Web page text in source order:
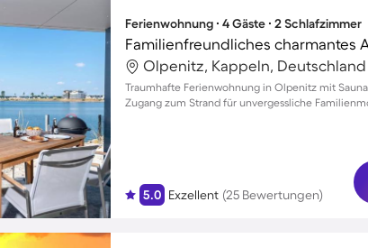
Ferienwohnung ∙ 4 Gäste ∙ 2 Schlafzimmer
Olpenitz, Kappeln, Deutschland
Traumhafte Ferienwohnung in Olpenitz mit
Zugang zum Strand für unvergessliche
5.0 Exzellent (25 Bewertungen)